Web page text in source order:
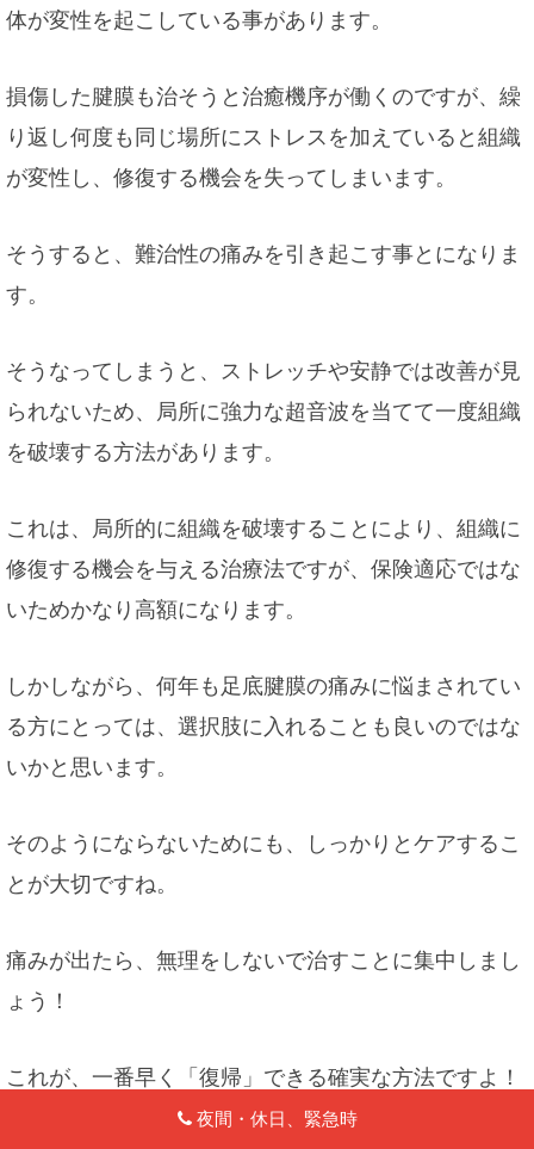
体が変性を起こしている事があります。
損傷した腱膜も治そうと治癒機序が働くのですが、繰
り返し何度も同じ場所にストレスを加えていると組織
が変性し、修復する機会を失ってしまいます。
そうすると、難治性の痛みを引き起こす事とになりま
す。
そうなってしまうと、ストレッチや安静では改善が見
られないため、局所に強力な超音波を当てて一度組織
を破壊する方法があります。
これは、局所的に組織を破壊することにより、組織に
修復する機会を与える治療法ですが、保険適応ではな
いためかなり高額になります。
しかしながら、何年も足底腱膜の痛みに悩まされてい
る方にとっては、選択肢に入れることも良いのではな
いかと思います。
そのようにならないためにも、しっかりとケアするこ
とが大切ですね。
痛みが出たら、無理をしないで治すことに集中しまし
ょう！
これが、一番早く「復帰」できる確実な方法ですよ！
夜間・休日、緊急時